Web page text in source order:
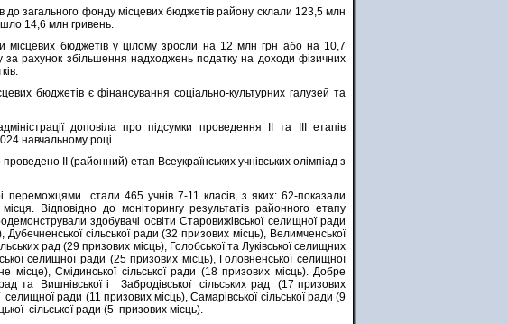
до загального фонду місцевих бюджетів району склали 123,5 млн
14,6 млн гривень.
місцевих бюджетів у цілому зросли на 12 млн грн або на 10,7
за рахунок збільшення надходжень податку на доходи фізичних
бюджетів є фінансування соціально-культурних галузей та
доповіла про підсумки проведення ІІ та ІІІ етапів
навчальному році.
ІІ (районний) етап Всеукраїнських учнівських олімпіад з
переможцями стали 465 учнів 7-11 класів, з яких: 62-показали
Відповідно до моніторингу результатів районного етапу
здобувачі освіти Старовижівської селищної ради
сільської ради (32 призових місць), Велимченської
рад (29 призових місць), Голобської та Луківської селищних
селищної ради (25 призових місць), Головненської селищної
місце), Смідинської сільської ради (18 призових місць). Добре
та Вишнівської і Забродівської сільських рад (17 призових
ради (11 призових місць), Самарівської сільської ради (9
сільської ради (5 призових місць).